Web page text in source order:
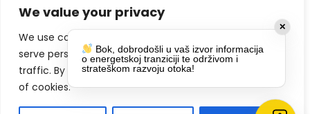
We value your privacy
We use cookies to enhance your browsing experience,
serve personalized ads or content, and analyze our
traffic. By clicking "Accept All", you consent to our use
of cookies.
Klikom na gumb dajete suglasnost za
primanje novosti Pokreta Otoka te se
slažete spolitikom privatnosti.
DRUŠTVENE MREŽE
✕
Bok, dobrodošli u vaš izvor informacija
o energetskoj tranziciji te održivom i
strateškom razvoju otoka!